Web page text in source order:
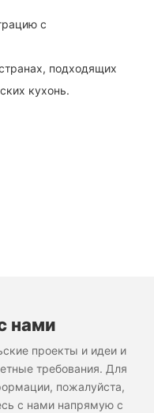
с
подходящих
кухонь.
нами
проекты и идеи и
требования. Для
пожалуйста,
с нами напрямую с